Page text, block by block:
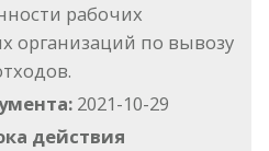
рабочих
организаций по вывозу
2021-10-29
действия